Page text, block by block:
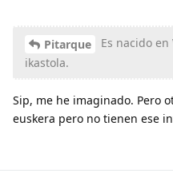
Pitarque
Es nacido
ikastola.
Sip, me he imaginado. Pero
euskera pero no tienen ese